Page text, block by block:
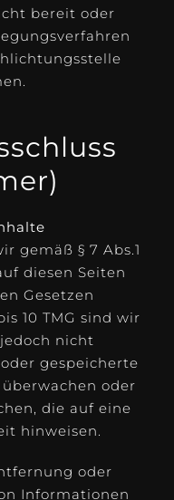
bereit oder
gemäß § 7 Abs.1
diesen Seiten
Gesetzen
10 TMG sind wir
nicht
gespeicherte
oder
die auf eine
hinweisen.
oder
Informationen